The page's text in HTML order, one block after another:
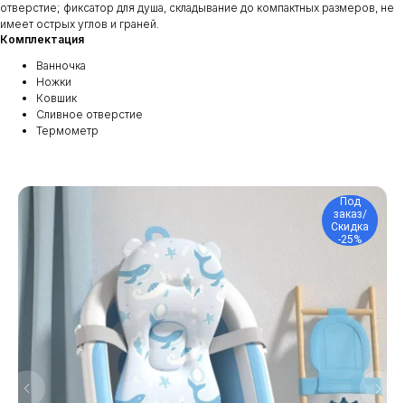
отверстие; фиксатор для душа, складывание до компактных размеров, не
имеет острых углов и граней.
Комплектация
Ванночка
Ножки
Ковшик
Сливное отверстие
Термометр
Под
заказ/
Скидка
-25%